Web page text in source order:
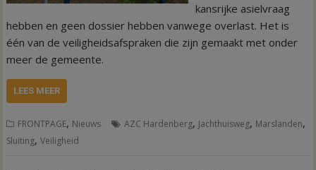
kansrijke asielvraag
hebben en geen dossier hebben vanwege overlast. Het is
één van de veiligheidsafspraken die zijn gemaakt met onder
meer de gemeente.
LEES MEER
FRONTPAGE, Nieuws AZC Hardenberg, Jachthuisweg, Marslanden,
Sluiting,Veiligheid